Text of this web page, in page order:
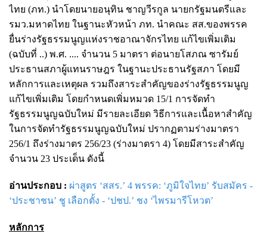
ไทย (ภท.) นำโดยนายอนุทิน ชาญวีรกูล นายกรัฐมนตรีและ
รมว.มหาดไทย ในฐานะหัวหน้า ภท. นำคณะ สส.ของพรรค
ยื่นร่างรัฐธรรมนูญแห่งราชอาณาจักรไทย แก้ไขเพิ่มเติม
(ฉบับที่ ..) พ.ศ. .... จำนวน 5 มาตรา ต่อนายโสภณ ซารัมย์
ประธานสภาผู้แทนราษฎร ในฐานะประธานรัฐสภา โดยมี
หลักการและเหตุผล รวมถึงสาระสำคัญของร่างรัฐธรรมนูญ
แก้ไขเพิ่มเติม โดยกำหนดเพิ่มหมวด 15/1 การจัดทำ
รัฐธรรมนูญฉบับใหม่ มีรายละเอียด วิธีการและเนื้อหาสำคัญ
ในการจัดทำรัฐธรรมนูญฉบับใหม่ ปรากฏตามร่างมาตรา
256/1 ถึงร่างมาตร 256/23 (ร่างมาตรา 4) โดยมีสาระสำคัญ
จำนวน 23 ประเด็น ดังนี้
อ่านประกอบ : ผ่าสูตร ‘สสร.’ 4 พรรค: ‘ภูมิใจไทย’ รับสมัคร -
‘ประชาชน’ ชู เลือกตั้ง - ‘ปชป.’ ชง ‘ไพรมารีโหวต’
หลักการ